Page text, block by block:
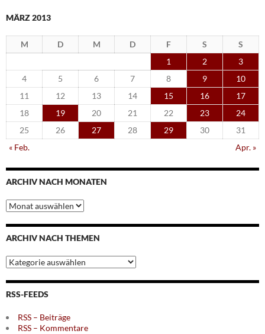
MÄRZ 2013
M D M D F S
S
1
2
3
4
5 6 7 8 9
10
11
12 13 14 15 16
17
18
19 20 21 22 23
24
25
26 27 28 29 30
31
« Feb.
Apr. »
ARCHIV NACH MONATEN
Archiv
nach
Monaten
ARCHIV NACH THEMEN
Archiv
nach
Themen
RSS-FEEDS
RSS – Beiträge
RSS – Kommentare